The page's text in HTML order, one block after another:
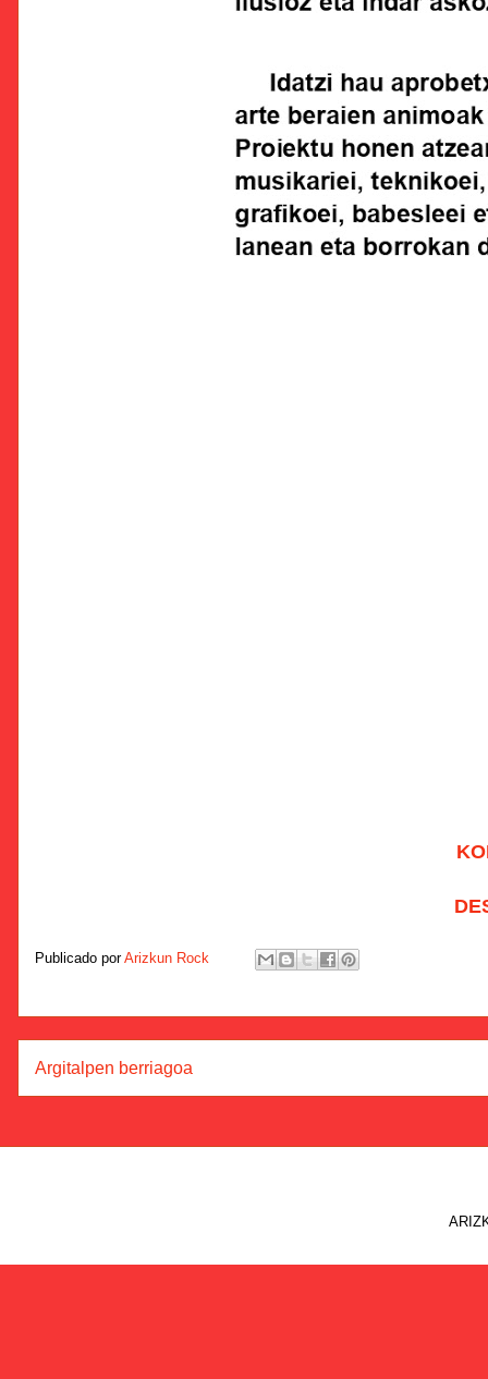
Publicado porArizkun Rock
Argitalpen berriagoa